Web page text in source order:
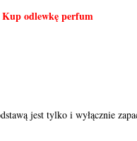
Kup odlewkę perfum
jest tylko i wyłącznie